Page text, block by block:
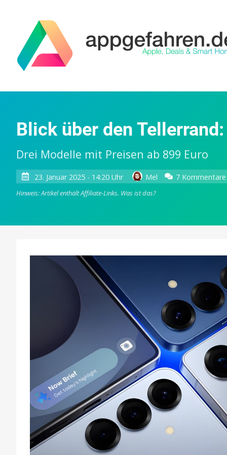
Blick über den
Drei Modelle mit Preisen ab 899 Euro
23. Januar 2025 - 14:20 Uhr Mel 7 Kommentare
Hinweis: Artikel enthält Affiliate-Links. Was ist das?